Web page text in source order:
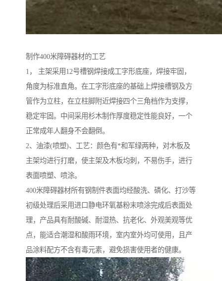
制作400米障碍器材的工艺
1， 主架采用12号槽钢焊接成工字形底座，焊接牢固，
角度为标准直角。在工字形底座的基础上焊接槽钢及方
管作为立柱，在立柱脚附近焊接四个三角档作为支撑，
稳定牢固。中间采用杉木制作厚度稳定性能良好，一个
正常成年人翻身不会翻倒。
2、油漆(喷塑)、工艺：颜色有*和军绿两种，对木板及
主架均进行打磨，使主架及木板均刺，不易伤手，进行
表面喷塑、喷涂。
400米障碍器材所有钢制件表面均经酸洗、磷化、打沙等
初级处理后采用进口静电环氧基粉末喷涂完成后表面处
理，产品具有耐酸碱、耐湿热、抗老化、外观美观等优
点，能适合潮湿和酸雨环境，室内室外均可使用，且产
品涂料配方不含有毒元素，避免损害使用者的健康。